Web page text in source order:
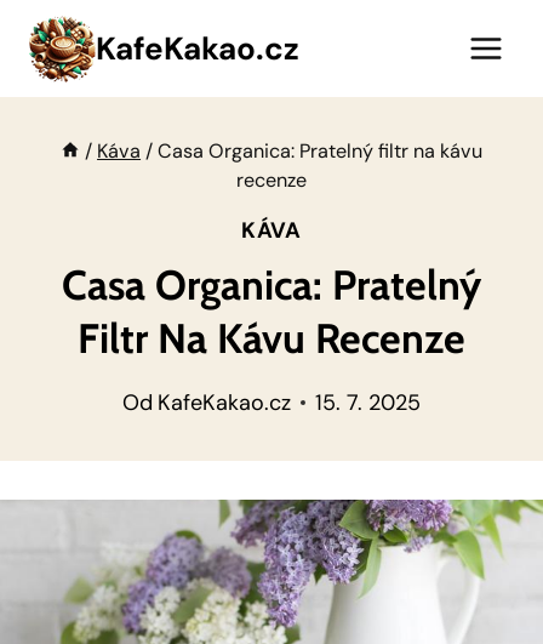
Přeskočit
obsah
KafeKakao.cz
/ Káva /Casa Organica: Pratelný filtr na kávu
recenze
KÁVA
Casa Organica: Pratelný
Filtr Na Kávu Recenze
Od KafeKakao.cz 15. 7. 2025